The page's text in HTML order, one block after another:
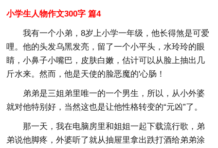
小学生人物作文300字 篇4
我有一个小弟，8岁上小学一年级，他长得煞是可爱
哩。他的头发乌黑发亮，留了一个小平头，水玲玲的眼
睛，小鼻子小嘴巴，皮肤白嫩，估计可以从脸上抽出几
斤水来。然而，他是天使的脸恶魔的'心肠！
弟弟是三姐弟里唯一的一个男生，所以，从小外婆
就对他特别好，当然这也是让他性格转变的“元凶”了。
那一天，我在电脑房里和姐姐一起下载流行歌，弟
弟说他脚疼，外婆听了就从抽屉里拿出跌打酒给弟弟涂